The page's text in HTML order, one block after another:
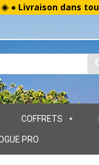
Livraison dans
COFFRETS
PRO